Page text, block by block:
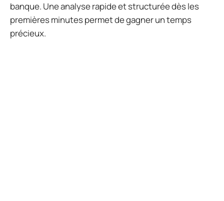
banque. Une analyse rapide et structurée dès les
premières minutes permet de gagner un temps
précieux.